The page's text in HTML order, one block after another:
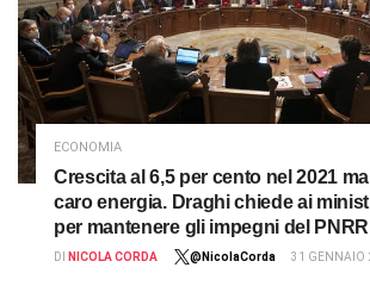
ECONOMIA
Crescita al 6,5 per cento nel 2021
caro energia. Draghi chiede ai
per mantenere gli impegni del PNRR
DI NICOLA CORDA @NicolaCorda 31 GENNAIO